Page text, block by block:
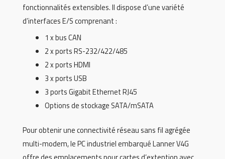
fonctionnalités extensibles. Il dispose d’une variété
d’interfaces E/S comprenant :
1 x bus CAN
2 x ports RS-232/422/485
2 x ports HDMI
3 x ports USB
3 ports Gigabit Ethernet RJ45
Options de stockage SATA/mSATA
Pour obtenir une connectivité réseau sans fil agrégée
multi-modem, le PC industriel embarqué Lanner V4G